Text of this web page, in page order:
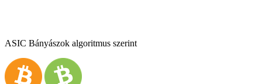
ASIC Bányászok algoritmus szerint